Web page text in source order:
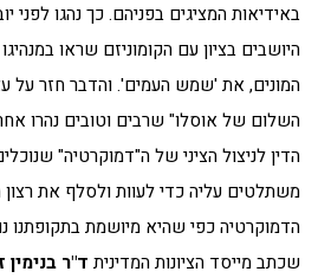
באידיאות המציגים בפניהם. כך נהגו לפני
היושבים בציון עם הקומוניזם שראו
המונים, את 'שמש העמים'. והדבר חזר על
השלום של אוסלו" שרבים וטובים נהרו
הדין לניצול הציני של ה"דמוקרטיה"
משתלטים עליה כדי לעוות ולסלף את רצון
הדמוקרטיה כפי שהיא מיושמת בתקופתנו
שכתב מייסד הציונות המדינית ד"ר